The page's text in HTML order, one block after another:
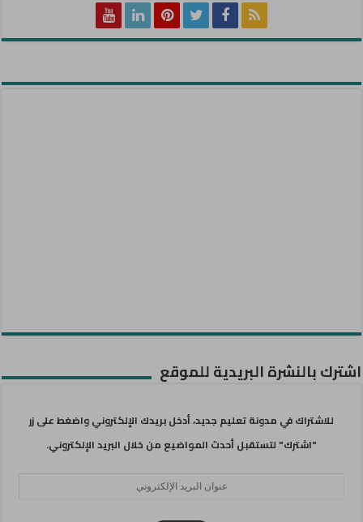
اشترك بالنشرة البريدية للموقع
للاشتراك في مدونة تعليم جديد، أدخل بريدك الإلكتروني واضغط على زر
"اشترك" لتستقبل أحدث المواضيع من خلال البريد الإلكتروني.